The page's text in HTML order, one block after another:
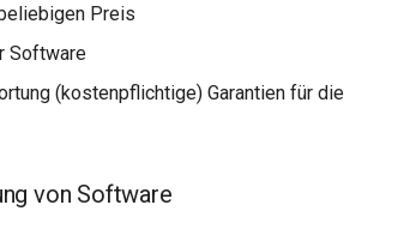
Preis
Software
(kostenpflichtige) Garantien für die
von Software